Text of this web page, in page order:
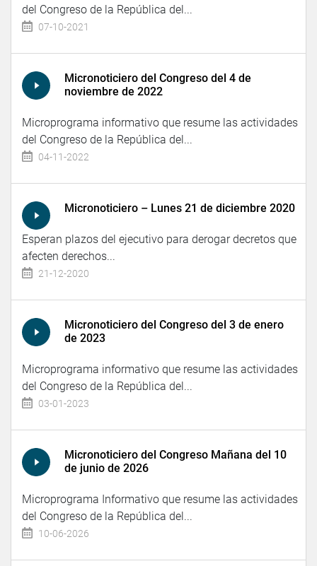
del Congreso de la República del...
07-10-2021
Micronoticiero del Congreso del 4 de
noviembre de 2022
Microprograma informativo que resume las actividades
del Congreso de la República del...
04-11-2022
Micronoticiero – Lunes 21 de diciembre 2020
Esperan plazos del ejecutivo para derogar decretos que
afecten derechos...
21-12-2020
Micronoticiero del Congreso del 3 de enero
de 2023
Microprograma informativo que resume las actividades
del Congreso de la República del...
03-01-2023
Micronoticiero del Congreso Mañana del 10
de junio de 2026
Microprograma Informativo que resume las actividades
del Congreso de la República del...
10-06-2026